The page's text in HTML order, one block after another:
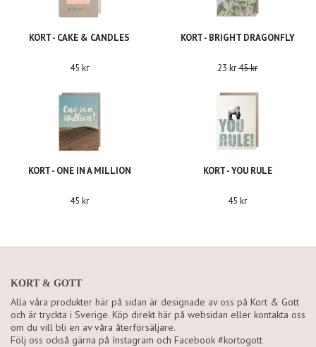
KORT - CAKE & CANDLES
45 kr
KORT - BRIGHT DRAGONFLY
23 kr45 kr
KORT - ONE IN A MILLION
45 kr
KORT - YOU RULE
45 kr
KORT & GOTT
Alla våra produkter här på sidan är designade av oss på Kort & Gott
och är tryckta i Sverige. Köp direkt här på websidan eller kontakta oss
om du vill bli en av våra återförsäljare.
Följ oss också gärna på Instagram och Facebook #kortogott